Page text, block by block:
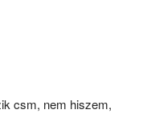
csm, nem hiszem,